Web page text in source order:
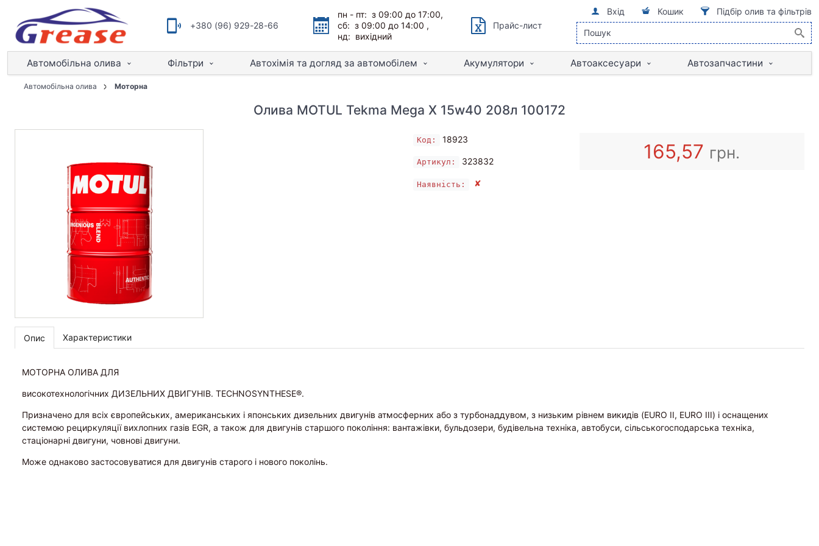
+380 (96) 929-28-66
пн - пт: з 09:00 до 17:00,
сб: з 09:00 до 14:00 ,
нд: вихідний
Прайс-лист
Вхід Кошик Підбір олив та фільтрів
Автомобільна олива Фільтри Автохімія та догляд за автомобілем Акумулятори Автоаксесуари Автозапчастини
Автомобільна олива Моторна
Олива MOTUL Tekma Mega X 15w40 208л 100172
Код: 18923
Артикул: 323832
Наявність: ✘
165,57 грн.
Опис Характеристики
МОТОРНА ОЛИВА ДЛЯ
високотехнологічних ДИЗЕЛЬНИХ ДВИГУНІВ. TECHNOSYNTHESE®.
Призначено для всіх європейських, американських і японських дизельних двигунів атмосферних або з турбонаддувом, з низьким рівнем викидів (EURO II, EURO III) і оснащених
системою рециркуляції вихлопних газів EGR, а також для двигунів старшого покоління: вантажівки, бульдозери, будівельна техніка, автобуси, сільськогосподарська техніка,
стаціонарні двигуни, човнові двигуни.
Може однаково застосовуватися для двигунів старого і нового поколінь.